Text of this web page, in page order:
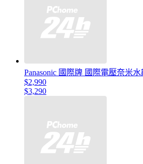
Panasonic 國際牌 國際電壓奈米
$2,990
$3,290